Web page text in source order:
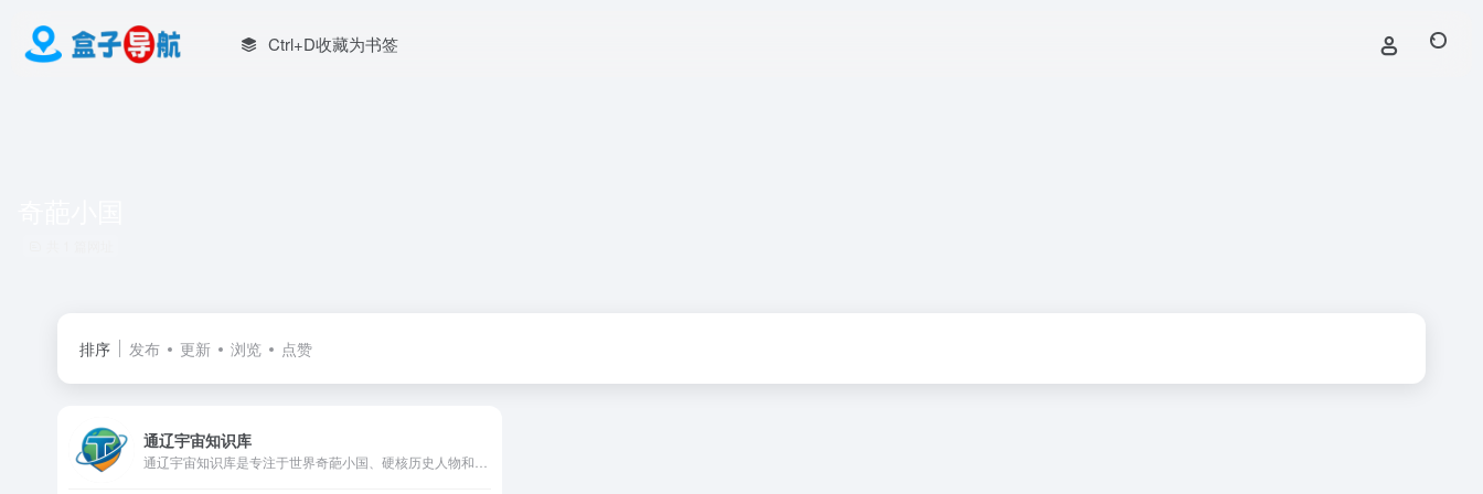
Ctrl+D收藏为书签
排序 发布 更新 浏览 点赞
通辽宇宙知识库